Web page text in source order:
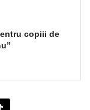
copiii de